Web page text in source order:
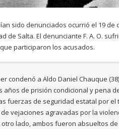
sido denunciados ocurrió el 19 de
de Salta. El denunciante F. A. O.
participaron los acusados.
condenó a Aldo Daniel Chauque
años de prisión condicional y pena
fuerzas de seguridad estatal por
vejaciones agravadas por la
otro lado, ambos fueron absueltos